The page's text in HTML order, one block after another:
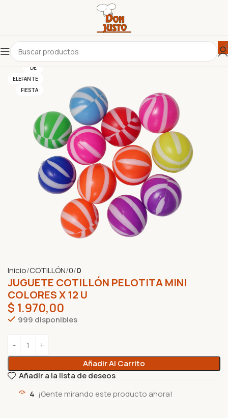
DE
ELEFANTE
FIESTA
Inicio COTILLÓN 0 0
JUGUETE COTILLÓN PELOTITA MINI
COLORES X 12 U
$ 1.970,00
999 disponibles
Añadir Al Carrito
Añadir a la lista de deseos
4 ¡Gente mirando este producto ahora!